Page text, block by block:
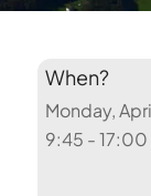
When?
Monday,
9:45 - 17:00